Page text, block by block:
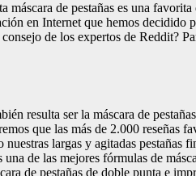
de pestañas es una
en Internet que hemos
de los expertos de Reddit?
resulta ser la máscara de
que las más de 2.000 reseñas
largas y agitadas pestañas
de las mejores fórmulas de
de pestañas de doble punta e